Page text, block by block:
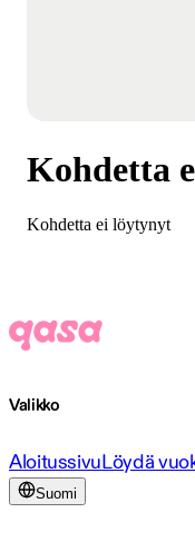
Kohdetta
Kohdetta ei löytynyt
Valikko
AloitussivuLöydä
Suomi